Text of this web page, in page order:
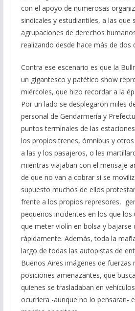
con el apoyo de numerosas
sindicales y estudiantiles, a las que
agrupaciones de derechos
realizando desde hace más de dos
Contra ese escenario es que la
un gigantesco y patético show
miércoles, que hizo recordar a la
Por un lado se desplegaron miles
personal de Gendarmería y
puntos terminales de las
los propios trenes, ómnibus y
a las y los pasajeros, o les
mientras viajaban con el mensaje
de que no van a cobrar si se
supuesto muchos de ellos
frente a los propios represores,
pequeños incidentes en los que
que meter violín en bolsa y bajarse
rápidamente. Además, toda la
largo de todas las autopistas de
Buenos Aires imágenes de fuerzas
posiciones amenazantes, que
quienes se trasladaban en
ocurriera -aunque no lo pensaran-